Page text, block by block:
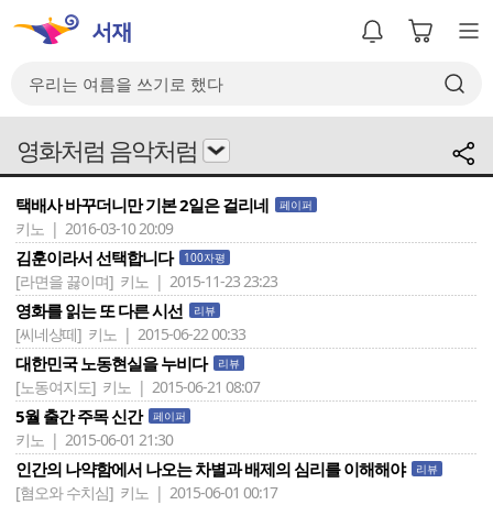
영화처럼 음악처럼
택배사 바꾸더니만 기본 2일은 걸리네 페이퍼
키노 | 2016-03-10 20:09
김훈이라서 선택합니다 100자평
[라면을 끓이며] 키노 | 2015-11-23 23:23
영화를 읽는 또 다른 시선 리뷰
[씨네샹떼] 키노 | 2015-06-22 00:33
대한민국 노동현실을 누비다 리뷰
[노동여지도] 키노 | 2015-06-21 08:07
5월 출간 주목 신간 페이퍼
키노 | 2015-06-01 21:30
인간의 나약함에서 나오는 차별과 배제의 심리를 이해해야 리뷰
[혐오와 수치심] 키노 | 2015-06-01 00:17